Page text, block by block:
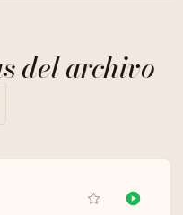
del archivo